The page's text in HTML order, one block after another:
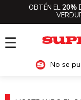
OBTÉN EL 20%
☰
No se